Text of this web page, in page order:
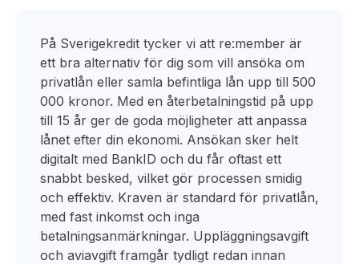
På Sverigekredit tycker vi att re:member är
ett bra alternativ för dig som vill ansöka om
privatlån eller samla befintliga lån upp till 500
000 kronor. Med en återbetalningstid på upp
till 15 år ger de goda möjligheter att anpassa
lånet efter din ekonomi. Ansökan sker helt
digitalt med BankID och du får oftast ett
snabbt besked, vilket gör processen smidig
och effektiv. Kraven är standard för privatlån,
med fast inkomst och inga
betalningsanmärkningar. Uppläggningsavgift
och aviavgift framgår tydligt redan innan